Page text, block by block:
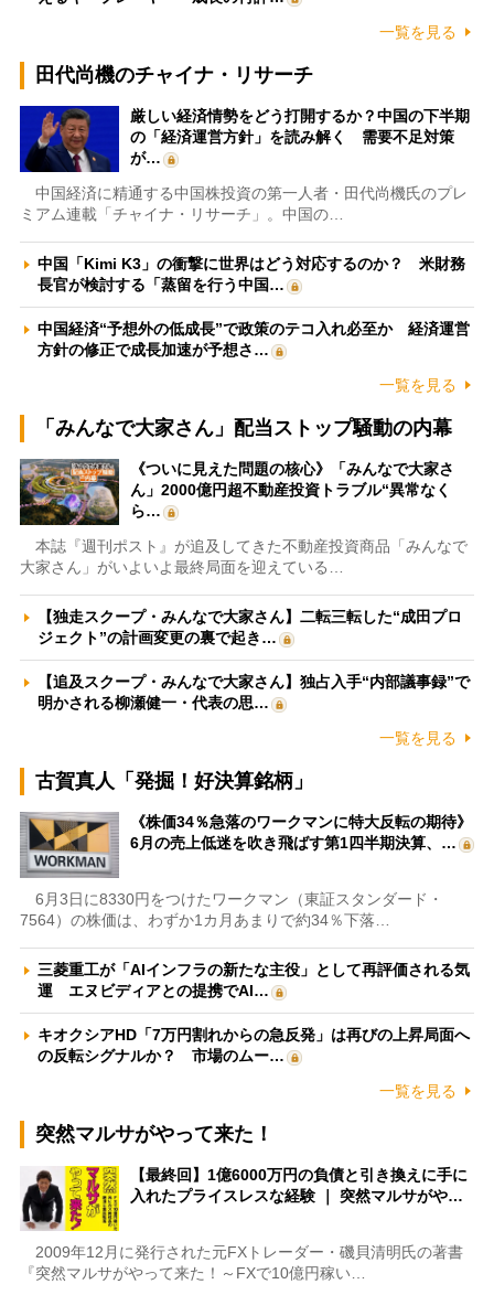
一覧を見る
田代尚機のチャイナ・リサーチ
厳しい経済情勢をどう打開するか？中国の下半期
の「経済運営方針」を読み解く 需要不足対策
が…
中国経済に精通する中国株投資の第一人者・田代尚機氏のプレ
ミアム連載「チャイナ・リサーチ」。中国の…
中国「Kimi K3」の衝撃に世界はどう対応するのか？ 米財務
長官が検討する「蒸留を行う中国…
中国経済“予想外の低成長”で政策のテコ入れ必至か 経済運営
方針の修正で成長加速が予想さ…
一覧を見る
「みんなで大家さん」配当ストップ騒動の内幕
《ついに見えた問題の核心》「みんなで大家さ
ん」2000億円超不動産投資トラブル“異常なく
ら…
本誌『週刊ポスト』が追及してきた不動産投資商品「みんなで
大家さん」がいよいよ最終局面を迎えている…
【独走スクープ・みんなで大家さん】二転三転した“成田プロ
ジェクト”の計画変更の裏で起き…
【追及スクープ・みんなで大家さん】独占入手“内部議事録”で
明かされる柳瀬健一・代表の思…
一覧を見る
古賀真人「発掘！好決算銘柄」
《株価34％急落のワークマンに特大反転の期待》
6月の売上低迷を吹き飛ばす第1四半期決算、…
6月3日に8330円をつけたワークマン（東証スタンダード・
7564）の株価は、わずか1カ月あまりで約34％下落…
三菱重工が「AIインフラの新たな主役」として再評価される気
運 エヌビディアとの提携でAI…
キオクシアHD「7万円割れからの急反発」は再びの上昇局面へ
の反転シグナルか？ 市場のムー…
一覧を見る
突然マルサがやって来た！
【最終回】1億6000万円の負債と引き換えに手に
入れたプライスレスな経験 ｜ 突然マルサがや…
2009年12月に発行された元FXトレーダー・磯貝清明氏の著書
『突然マルサがやって来た！～FXで10億円稼い…